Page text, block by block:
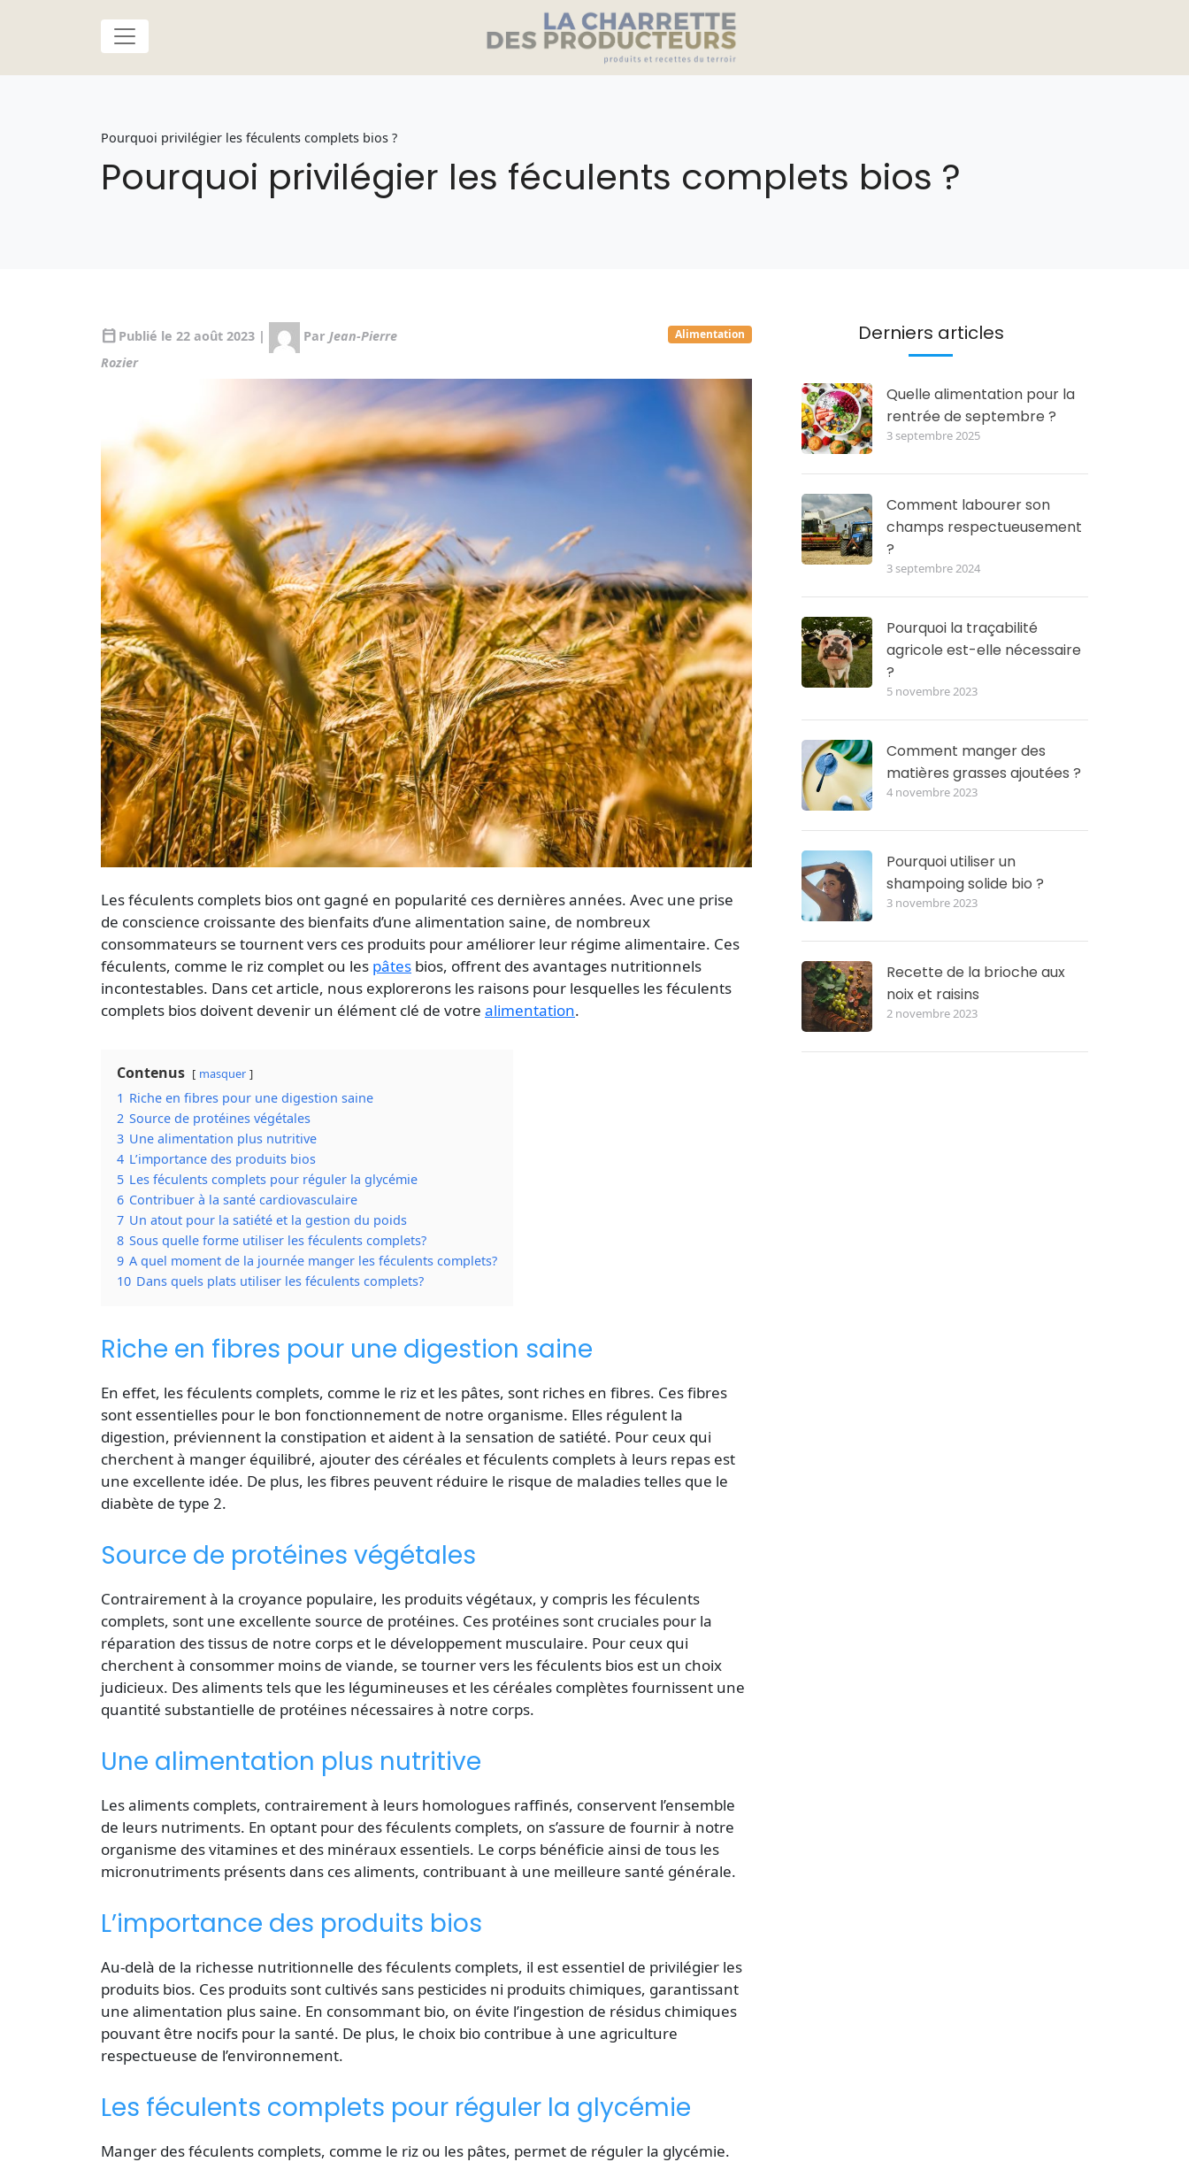
Pourquoi privilégier les féculents complets bios ?
Pourquoi privilégier les féculents complets bios ?
calendar_today Publié le 22 août 2023 | Par Jean-Pierre
Rozier
Alimentation
Les féculents complets bios ont gagné en popularité ces dernières années. Avec une prise
de conscience croissante des bienfaits d’une alimentation saine, de nombreux
consommateurs se tournent vers ces produits pour améliorer leur régime alimentaire. Ces
féculents, comme le riz complet ou les pâtes bios, offrent des avantages nutritionnels
incontestables. Dans cet article, nous explorerons les raisons pour lesquelles les féculents
complets bios doivent devenir un élément clé de votre alimentation.
Contenus masquer
1 Riche en fibres pour une digestion saine
2 Source de protéines végétales
3 Une alimentation plus nutritive
4 L’importance des produits bios
5 Les féculents complets pour réguler la glycémie
6 Contribuer à la santé cardiovasculaire
7 Un atout pour la satiété et la gestion du poids
8 Sous quelle forme utiliser les féculents complets?
9 A quel moment de la journée manger les féculents complets?
10 Dans quels plats utiliser les féculents complets?
Riche en fibres pour une digestion saine
En effet, les féculents complets, comme le riz et les pâtes, sont riches en fibres. Ces fibres
sont essentielles pour le bon fonctionnement de notre organisme. Elles régulent la
digestion, préviennent la constipation et aident à la sensation de satiété. Pour ceux qui
cherchent à manger équilibré, ajouter des céréales et féculents complets à leurs repas est
une excellente idée. De plus, les fibres peuvent réduire le risque de maladies telles que le
diabète de type 2.
Source de protéines végétales
Contrairement à la croyance populaire, les produits végétaux, y compris les féculents
complets, sont une excellente source de protéines. Ces protéines sont cruciales pour la
réparation des tissus de notre corps et le développement musculaire. Pour ceux qui
cherchent à consommer moins de viande, se tourner vers les féculents bios est un choix
judicieux. Des aliments tels que les légumineuses et les céréales complètes fournissent une
quantité substantielle de protéines nécessaires à notre corps.
Une alimentation plus nutritive
Les aliments complets, contrairement à leurs homologues raffinés, conservent l’ensemble
de leurs nutriments. En optant pour des féculents complets, on s’assure de fournir à notre
organisme des vitamines et des minéraux essentiels. Le corps bénéficie ainsi de tous les
micronutriments présents dans ces aliments, contribuant à une meilleure santé générale.
L’importance des produits bios
Au-delà de la richesse nutritionnelle des féculents complets, il est essentiel de privilégier les
produits bios. Ces produits sont cultivés sans pesticides ni produits chimiques, garantissant
une alimentation plus saine. En consommant bio, on évite l’ingestion de résidus chimiques
pouvant être nocifs pour la santé. De plus, le choix bio contribue à une agriculture
respectueuse de l’environnement.
Les féculents complets pour réguler la glycémie
Manger des féculents complets, comme le riz ou les pâtes, permet de réguler la glycémie.
Derniers articles
Quelle alimentation pour la
rentrée de septembre ?
3 septembre 2025
Comment labourer son
champs respectueusement
?
3 septembre 2024
Pourquoi la traçabilité
agricole est-elle nécessaire
?
5 novembre 2023
Comment manger des
matières grasses ajoutées ?
4 novembre 2023
Pourquoi utiliser un
shampoing solide bio ?
3 novembre 2023
Recette de la brioche aux
noix et raisins
2 novembre 2023